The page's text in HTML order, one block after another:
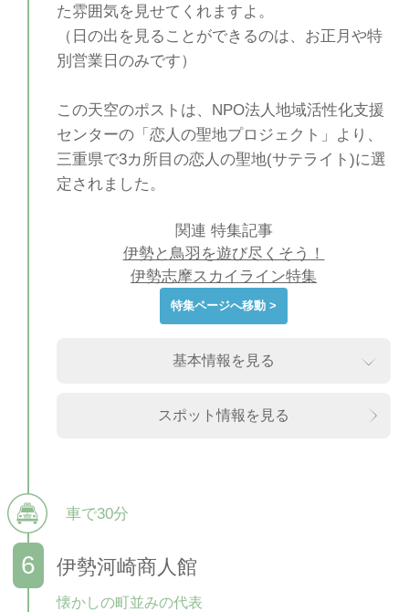
た雰囲気を見せてくれますよ。
（日の出を見ることができるのは、お正月や特
別営業日のみです）
この天空のポストは、NPO法人地域活性化支援
センターの「恋人の聖地プロジェクト」より、
三重県で3カ所目の恋人の聖地(サテライト)に選
定されました。
関連 特集記事
伊勢と鳥羽を遊び尽くそう！
伊勢志摩スカイライン特集
特集ページへ移動 >
基本情報を見る
スポット情報を見る
車で30分
伊勢河崎商人館
懐かしの町並みの代表